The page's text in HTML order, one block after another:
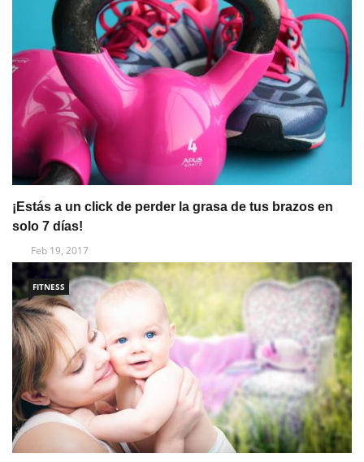
¡Estás a un click de perder la grasa de tus brazos en
solo 7 días!
Feb 19, 2017
FITNESS